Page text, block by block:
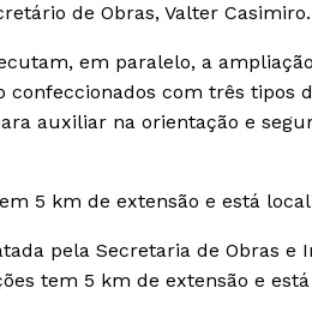
de Obras, Valter Casimiro.
em paralelo, a
confeccionados com três
auxiliar na orientação e
5 km de extensão e está
pela Secretaria de Obras e
tem 5 km de extensão e